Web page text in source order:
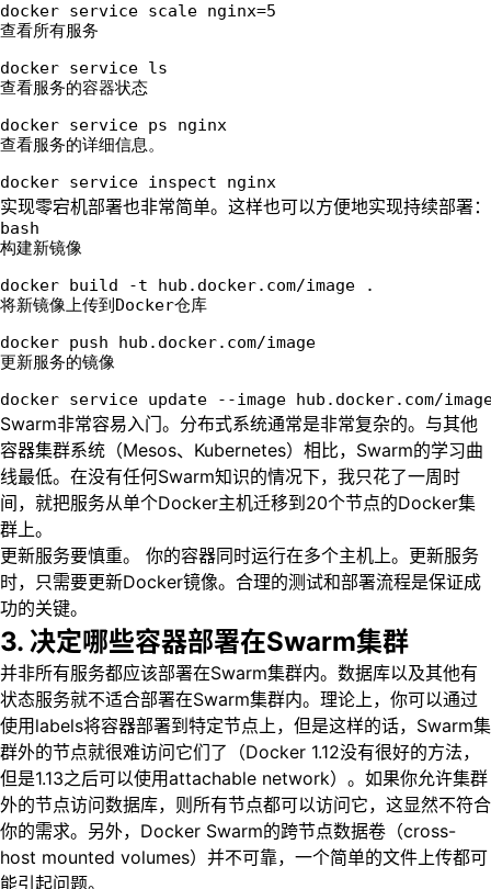
docker service scale nginx=5
查看所有服务
docker service ls
查看服务的容器状态
docker service ps nginx
查看服务的详细信息。
docker service inspect nginx
实现零宕机部署也非常简单。这样也可以方便地实现持续部署：
bash
构建新镜像
docker build -t hub.docker.com/image .
将新镜像上传到Docker仓库
docker push hub.docker.com/image
更新服务的镜像
docker service update --image hub.docker.com/
Swarm非常容易入门。分布式系统通常是非常复杂的。与其他
容器集群系统（Mesos、Kubernetes）相比，Swarm的学习曲
线最低。在没有任何Swarm知识的情况下，我只花了一周时
间，就把服务从单个Docker主机迁移到20个节点的Docker集
群上。
更新服务要慎重。 你的容器同时运行在多个主机上。更新服务
时，只需要更新Docker镜像。合理的测试和部署流程是保证成
功的关键。
3. 决定哪些容器部署在Swarm集群
并非所有服务都应该部署在Swarm集群内。数据库以及其他有
状态服务就不适合部署在Swarm集群内。理论上，你可以通过
使用labels将容器部署到特定节点上，但是这样的话，Swarm集
群外的节点就很难访问它们了（Docker 1.12没有很好的方法，
但是1.13之后可以使用attachable network）。如果你允许集群
外的节点访问数据库，则所有节点都可以访问它，这显然不符合
你的需求。另外，Docker Swarm的跨节点数据卷（cross-
host mounted volumes）并不可靠，一个简单的文件上传都可
能引起问题。